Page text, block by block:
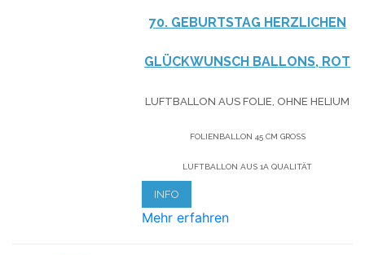
70. GEBURTSTAG HERZLICHEN
GLÜCKWUNSCH BALLONS, ROT
LUFTBALLON AUS FOLIE, OHNE HELIUM
FOLIENBALLON 45 CM GROSS
LUFTBALLON AUS 1A QUALITÄT
INFO
Mehr erfahren